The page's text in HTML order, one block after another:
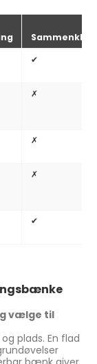
✔
✗
✗
✗
✔
vælge til
plads. En flad